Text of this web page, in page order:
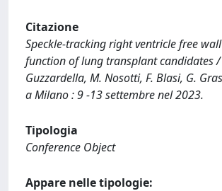
Citazione
Speckle-tracking right ventricle free
function of lung transplant candidates /
Guzzardella, M. Nosotti, F. Blasi, G.
a Milano : 9 -13 settembre nel 2023.
Tipologia
Conference Object
Appare nelle tipologie: